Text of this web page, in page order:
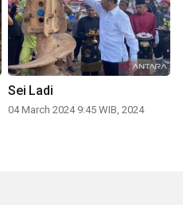
Sei Ladi
04 March 2024 9:45 WIB, 2024